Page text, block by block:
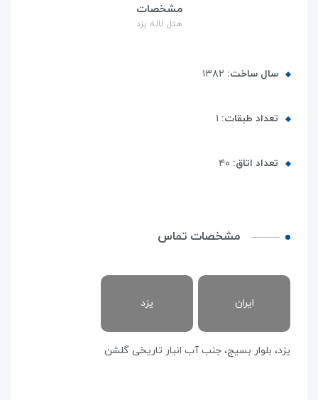
مشخصات
هتل لاله یزد
سال ساخت: ۱۳۸۲
تعداد طبقات: ۱
تعداد اتاق: ۴۰
مشخصات تماس
ایران یزد
یزد، بلوار بسیج، جنب آب انبار تاریخی گلشن